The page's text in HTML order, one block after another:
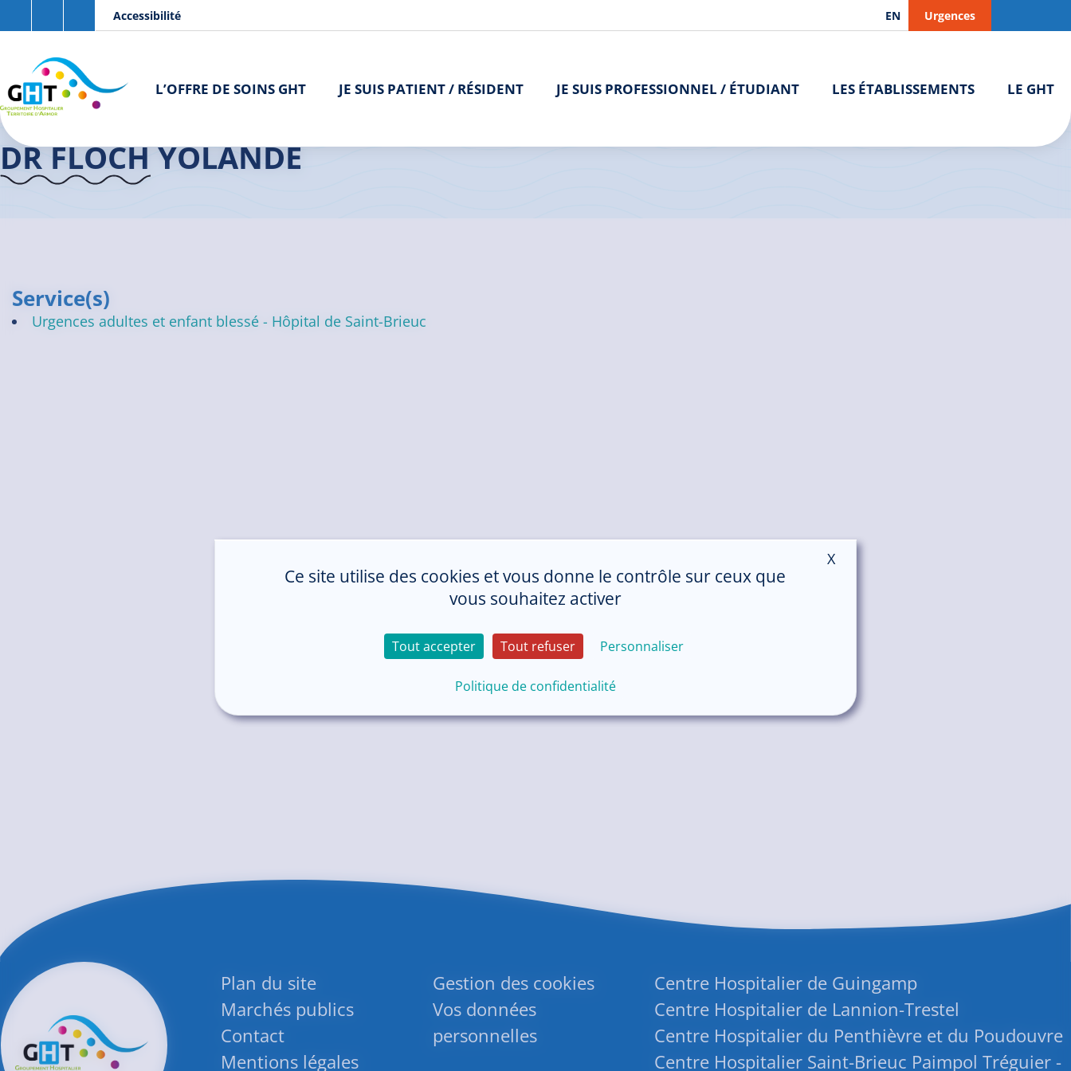
Aller au contenu principal
Accessibilité EN Urgences
L’OFFRE DE SOINS GHT JE SUIS PATIENT / RÉSIDENT JE SUIS PROFESSIONNEL / ÉTUDIANT LES ÉTABLISSEMENTS LE GHT
Accueil GHT> Praticiens Dr FLOCH Yolande
DR FLOCH YOLANDE
Service(s)
Urgences adultes et enfant blessé - Hôpital de Saint-Brieuc
Plan du site
Marchés publics
Contact
Mentions légales
Gestion des cookies
Vos données
personnelles
Centre Hospitalier de Guingamp
Centre Hospitalier de Lannion-Trestel
Centre Hospitalier du Penthièvre et du Poudouvre
Centre Hospitalier Saint-Brieuc Paimpol Tréguier -
Panneau de gestion des cookies
Ce site utilise des cookies et vous donne le contrôle sur ceux que
vous souhaitez activer
Tout accepter Tout refuser Personnaliser
Politique de confidentialité
X